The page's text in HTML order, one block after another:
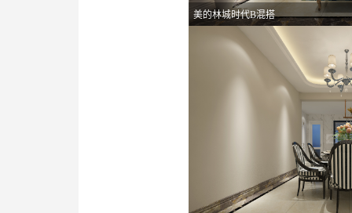
美的林城时代B混搭